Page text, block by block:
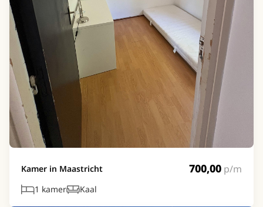
Kamer in Maastricht 700,00 p/m
1 kamer Kaal